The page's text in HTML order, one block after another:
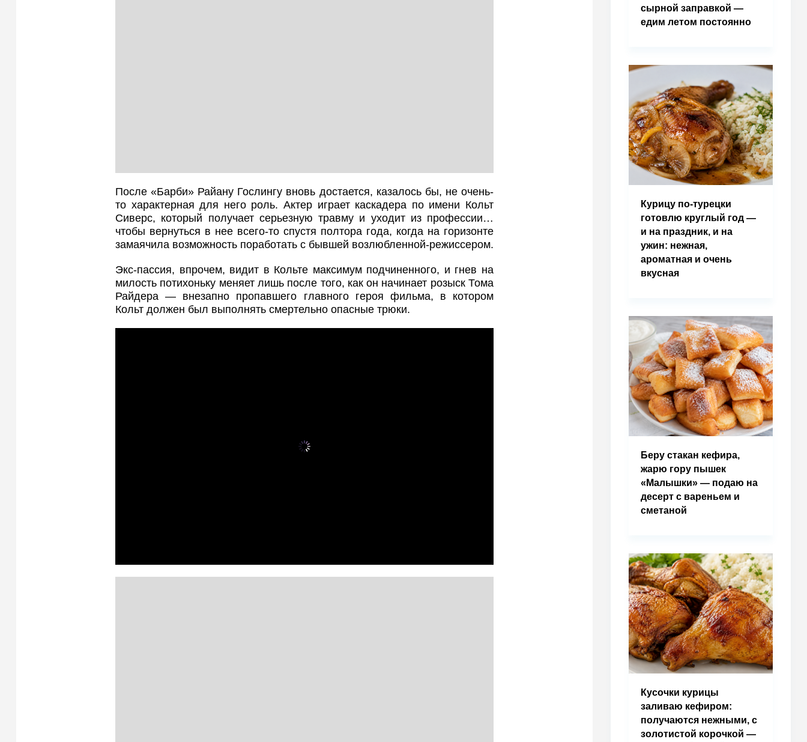
После «Барби» Райану Гослингу вновь достается, казалось бы, не очень-
то характерная для него роль. Актер играет каскадера по имени Кольт
Сиверс, который получает серьезную травму и уходит из профессии…
чтобы вернуться в нее всего-то спустя полтора года, когда на горизонте
замаячила возможность поработать с бывшей возлюбленной-режиссером.
Экс-пассия, впрочем, видит в Кольте максимум подчиненного, и гнев на
милость потихоньку меняет лишь после того, как он начинает розыск Тома
Райдера — внезапно пропавшего главного героя фильма, в котором
Кольт должен был выполнять смертельно опасные трюки.
сырной заправкой —
едим летом постоянно
Курицу по-турецки
готовлю круглый год —
и на праздник, и на
ужин: нежная,
ароматная и очень
вкусная
Беру стакан кефира,
жарю гору пышек
«Малышки» — подаю на
десерт с вареньем и
сметаной
Кусочки курицы
заливаю кефиром:
получаются нежными, с
золотистой корочкой —